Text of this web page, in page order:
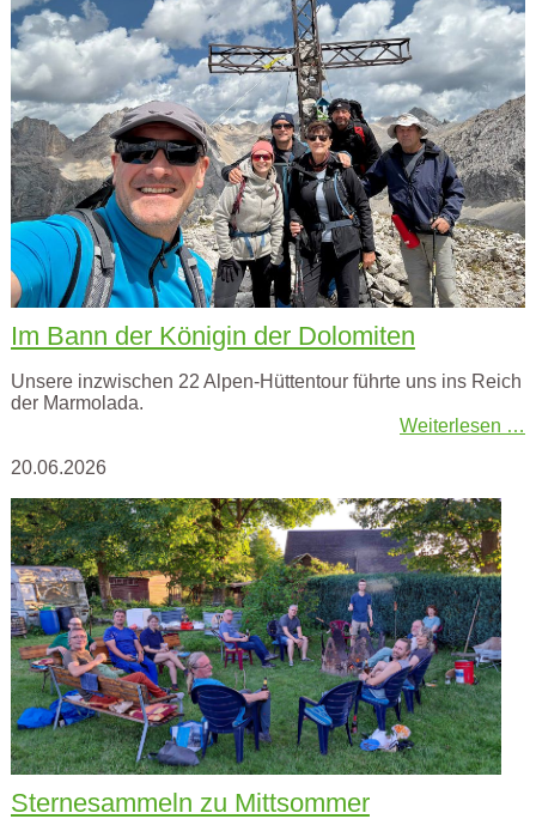
Im Bann der Königin der Dolomiten
Unsere inzwischen 22 Alpen-Hüttentour führte uns ins Reich
der Marmolada.
Weiterlesen …
20.06.2026
Sternesammeln zu Mittsommer